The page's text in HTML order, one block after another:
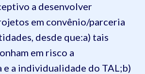
a desenvolver
em convênio/parceria
desde que:a) tais
em risco a
e a individualidade do TAL;b)